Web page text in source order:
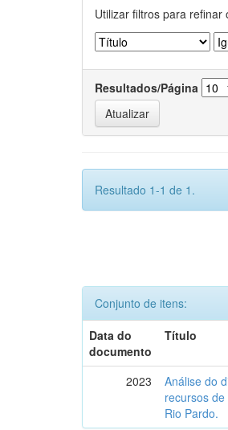
Utilizar filtros para refinar
Resultados/Página
Resultado 1-1 de 1.
Conjunto de itens:
Data do
documento
Título
2023
Análise do
recursos
Rio Pardo.